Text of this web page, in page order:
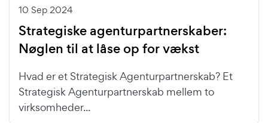
10 Sep 2024
Strategiske agenturpartnerskaber:
Nøglen til at låse op for vækst
Hvad er et Strategisk Agenturpartnerskab? Et
Strategisk Agenturpartnerskab mellem to
virksomheder...